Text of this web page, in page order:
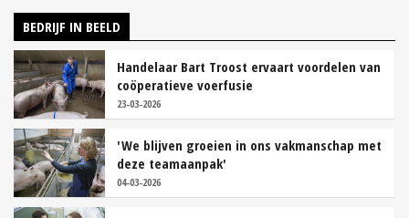
BEDRIJF IN BEELD
Handelaar Bart Troost ervaart voordelen van
coöperatieve voerfusie
23-03-2026
'We blijven groeien in ons vakmanschap met
deze teamaanpak'
04-03-2026